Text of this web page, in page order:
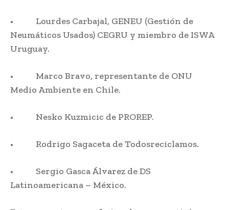
• Lourdes Carbajal, GENEU (Gestión de
Neumáticos Usados) CEGRU y miembro de ISWA
Uruguay.
• Marco Bravo, representante de ONU
Medio Ambiente en Chile.
• Nesko Kuzmicic de PROREP.
• Rodrigo Sagaceta de Todosreciclamos.
• Sergio Gasca Álvarez de DS
Latinoamericana – México.